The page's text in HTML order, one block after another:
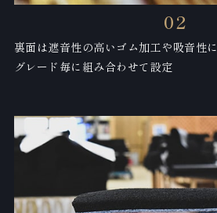
02
裏面は遮音性の高いゴム加工や吸音性に
グレード毎に組み合わせて設定